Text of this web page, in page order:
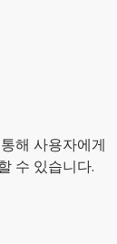
해 사용자에게
수 있습니다.